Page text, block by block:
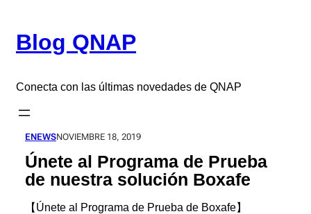
contenido
Blog QNAP
Conecta con las últimas novedades de QNAP
ENEWSNOVIEMBRE 18, 2019
Únete al Programa de Prueba
de nuestra solución Boxafe
【Únete al Programa de Prueba de Boxafe】